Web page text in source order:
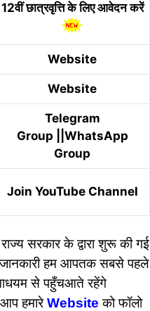
12वीं छात्रवृत्ति के लिए आवेदन करें
Website
Website
Telegram
Group
WhatsApp
Group
Join YouTube Channel
सरकार के द्वारा शुरू की गई
जानकारी हम आपतक सबसे पहले
से पहुँचआते रहेंगे
हमारेWebsiteको फॉलो